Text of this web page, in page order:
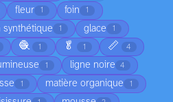
fleur 1 foin 1
synthétique 1 glace 1
🧶 1 🥬 1 📏 4
1 ligne noire 4
1 matière organique 1